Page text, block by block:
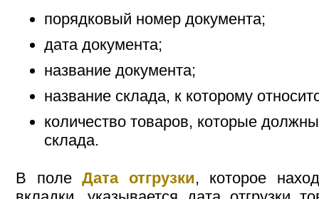
порядковый номер документа;
дата документа;
название документа;
название склада, к которому
количество товаров, которые
склада.
В поле Дата отгрузки, которое